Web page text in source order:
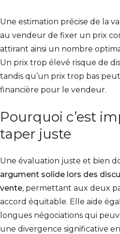
Une estimation précise de la
au vendeur de fixer un prix
attirant ainsi un nombre
Un prix trop élevé risque de
tandis qu’un prix trop bas
financière pour le vendeur.
Pourquoi c’est
taper juste
Une évaluation juste et bien
argument solide lors des
vente, permettant aux deux
accord équitable. Elle aide
longues négociations qui
une divergence significative